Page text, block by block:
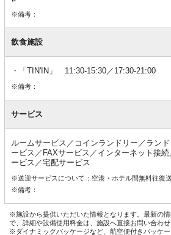
※備考：
飲食施設
「TIN'IN」 11:30-15:30／17:30-21:00
※備考：
サービス
ルームサービス／コインランドリー／ラン
ービス／FAXサービス／インターネット接
ービス／宅配サービス
※送迎サービスについて：空港・ホテル間無料往復
※備考：
※施設から提供いただいた情報となります。最新の
で、詳細や設備使用料金は、施設へ直接お問い合わせ
※ダイナミックパッケージなど、航空便付きパッケ